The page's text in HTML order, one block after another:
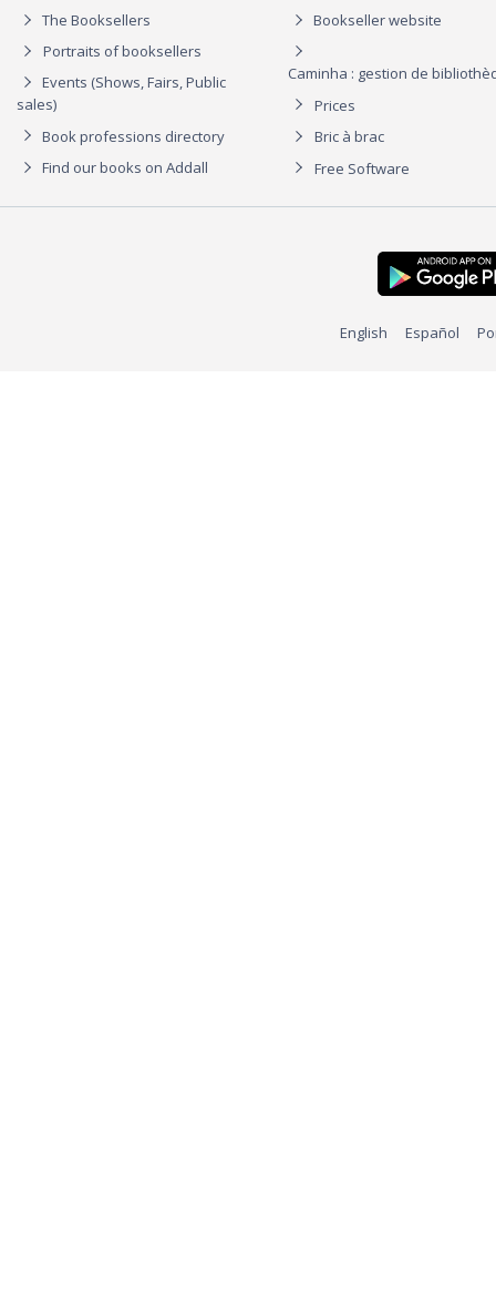
The Booksellers
Portraits of booksellers
Events (Shows, Fairs, Public
sales)
Book professions directory
Find our books on Addall
Bookseller website
Caminha : gestion de
Prices
Bric à brac
Free Software
English Español